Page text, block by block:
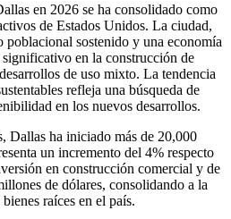
en 2026 se ha consolidado como
de Estados Unidos. La ciudad,
sostenido y una economía
en la construcción de
de uso mixto. La tendencia
refleja una búsqueda de
en los nuevos desarrollos.
Dallas ha iniciado más de 20,000
un incremento del 4% respecto
en construcción comercial y de
de dólares, consolidando a la
raíces en el país.